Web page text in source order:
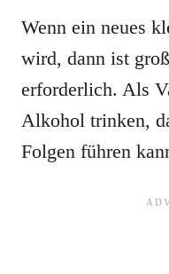
Wenn ein neues
wird, dann ist
erforderlich. Als
Alkohol trinken,
Folgen führen